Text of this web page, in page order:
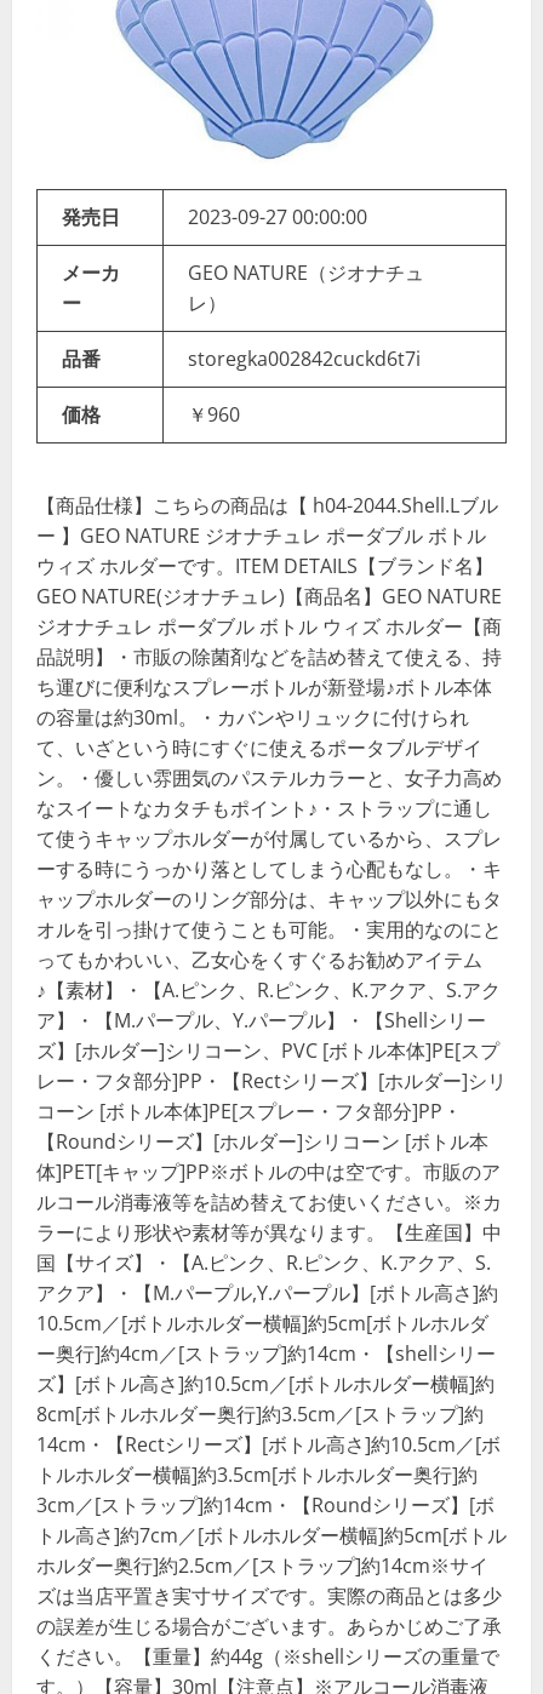
発売日 2023-09-27 00:00:00
メーカ
ー
GEO NATURE（ジオナチュ
レ）
品番 storegka002842cuckd6t7i
価格 ￥960
【商品仕様】こちらの商品は【 h04-2044.Shell.Lブル
ー 】GEO NATURE ジオナチュレ ポーダブル ボトル
ウィズ ホルダーです。ITEM DETAILS【ブランド名】
GEO NATURE(ジオナチュレ)【商品名】GEO NATURE
ジオナチュレ ポーダブル ボトル ウィズ ホルダー【商
品説明】・市販の除菌剤などを詰め替えて使える、持
ち運びに便利なスプレーボトルが新登場♪ボトル本体
の容量は約30ml。・カバンやリュックに付けられ
て、いざという時にすぐに使えるポータブルデザイ
ン。・優しい雰囲気のパステルカラーと、女子力高め
なスイートなカタチもポイント♪・ストラップに通し
て使うキャップホルダーが付属しているから、スプレ
ーする時にうっかり落としてしまう心配もなし。・キ
ャップホルダーのリング部分は、キャップ以外にもタ
オルを引っ掛けて使うことも可能。・実用的なのにと
ってもかわいい、乙女心をくすぐるお勧めアイテム
♪【素材】・【A.ピンク、R.ピンク、K.アクア、S.アク
ア】・【M.パープル、Y.パープル】・【Shellシリー
ズ】[ホルダー]シリコーン、PVC [ボトル本体]PE[スプ
レー・フタ部分]PP・【Rectシリーズ】[ホルダー]シリ
コーン [ボトル本体]PE[スプレー・フタ部分]PP・
【Roundシリーズ】[ホルダー]シリコーン [ボトル本
体]PET[キャップ]PP※ボトルの中は空です。市販のア
ルコール消毒液等を詰め替えてお使いください。※カ
ラーにより形状や素材等が異なります。【生産国】中
国【サイズ】・【A.ピンク、R.ピンク、K.アクア、S.
アクア】・【M.パープル,Y.パープル】[ボトル高さ]約
10.5cm／[ボトルホルダー横幅]約5cm[ボトルホルダ
ー奥行]約4cm／[ストラップ]約14cm・【shellシリー
ズ】[ボトル高さ]約10.5cm／[ボトルホルダー横幅]約
8cm[ボトルホルダー奥行]約3.5cm／[ストラップ]約
14cm・【Rectシリーズ】[ボトル高さ]約10.5cm／[ボ
トルホルダー横幅]約3.5cm[ボトルホルダー奥行]約
3cm／[ストラップ]約14cm・【Roundシリーズ】[ボ
トル高さ]約7cm／[ボトルホルダー横幅]約5cm[ボトル
ホルダー奥行]約2.5cm／[ストラップ]約14cm※サイ
ズは当店平置き実寸サイズです。実際の商品とは多少
の誤差が生じる場合がございます。あらかじめご了承
ください。【重量】約44g（※shellシリーズの重量で
す。）【容量】30ml【注意点】※アルコール消毒液